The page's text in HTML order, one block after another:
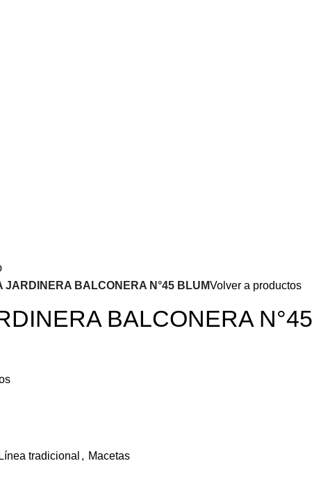
JARDINERA BALCONERA N°45 BLUMVolver a productos
BALCONERA N°45
Línea tradicional , Macetas